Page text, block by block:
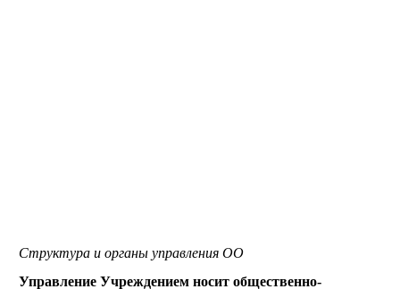
Структура и органы управления ОО
Управление Учреждением носит общественно-